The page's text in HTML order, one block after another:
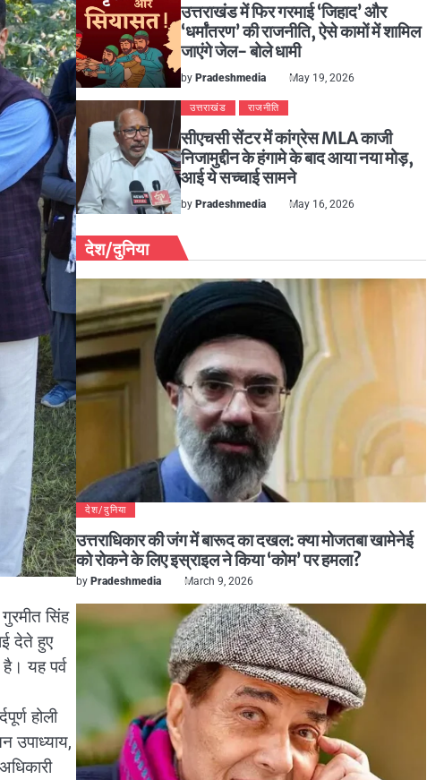
सिंह
देते हुए
यह पर्व
होली
उपाध्याय,
उत्तराखंड में फिर गरमाई ‘जिहाद’ और
‘धर्मांतरण’ की राजनीति, ऐसे कामों में शामिल
जाएंगे जेल- बोले धामी
by Pradeshmedia May 19, 2026
उत्तराखंड राजनीति
सीएचसी सेंटर में कांग्रेस MLA काजी
निजामुद्दीन के हंगामे के बाद आया नया मोड़,
आई ये सच्चाई सामने
by Pradeshmedia May 16, 2026
देश/दुनिया
देश/दुनिया
उत्तराधिकार की जंग में बारूद का दखल: क्या मोजतबा खामेनेई
को रोकने के लिए इस्राइल ने किया ‘कोम’ पर हमला?
by Pradeshmedia March 9, 2026